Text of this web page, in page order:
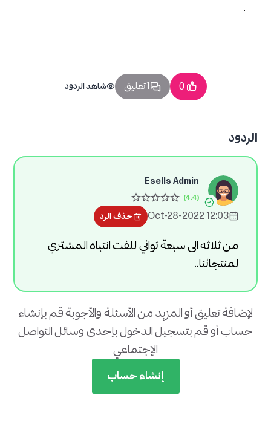
.
0 1 تعليق شاهد الردود
الردود
Esells Admin
12:03 2022-Oct-28 حذف الرد
من ثلاثه الى سبعة ثواني للفت انتباه المشتري
لمنتجاتنا..
لإضافة تعليق أو المزيد من الأسئلة والأجوبة قم بإنشاء
حساب أو قم بتسجيل الدخول بإحدى وسائل التواصل
الإجتماعي
إنشاء حساب